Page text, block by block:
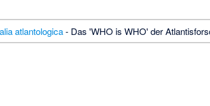
atlantologica- Das 'WHO is WHO' der